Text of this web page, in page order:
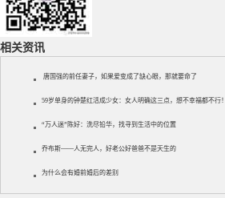
相关资讯
唐国强的前任妻子，如果爱变成了缺心眼，那就要命了
59岁单身的钟楚红活成少女：女人明确这三点，想不幸福都不行！
“万人迷”陈好：洗尽铅华，找寻到生活中的位置
乔布斯——人无完人，好老公好爸爸不是天生的
为什么会有婚前婚后的差别